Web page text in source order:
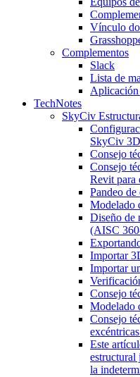
Vínculo
Complementos
Slack
Lista de
Aplicación
TechNotes
SkyCiv
SkyCiv 3D
Consejo
Consejo
Revit para
Pandeo
Modelado
Diseño de
(AISC
Importar
Importar
Consejo
Modelado
Consejo
Este
estructural
la